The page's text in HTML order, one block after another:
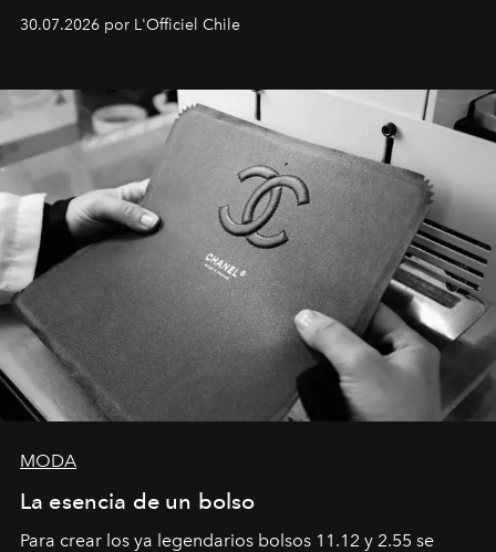
Dubray, la responsable de marketing para
Latinoamérica, sobre identidad, cultura y el valor
30.07.2026 por L'Officiel Chile
MODA
La esencia de un bolso
Para crear los ya legendarios bolsos 11.12 y 2.55 se